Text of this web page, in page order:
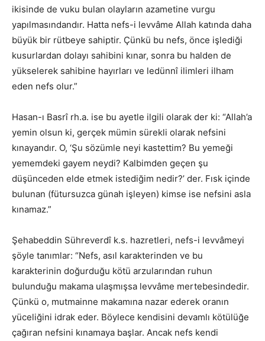
ikisinde de vuku bulan olayların azametine vurgu
yapılmasındandır. Hatta nefs-i levvâme Allah katında daha
büyük bir rütbeye sahiptir. Çünkü bu nefs, önce işlediği
kusurlardan dolayı sahibini kınar, sonra bu halden de
yükselerek sahibine hayırları ve ledünnî ilimleri ilham
eden nefs olur.”
Hasan-ı Basrî rh.a. ise bu ayetle ilgili olarak der ki: “Allah’a
yemin olsun ki, gerçek mümin sürekli olarak nefsini
kınayandır. O, ‘Şu sözümle neyi kastettim? Bu yemeği
yememdeki gayem neydi? Kalbimden geçen şu
düşünceden elde etmek istediğim nedir?’ der. Fısk içinde
bulunan (fütursuzca günah işleyen) kimse ise nefsini asla
kınamaz.”
Şehabeddin Sühreverdî k.s. hazretleri, nefs-i levvâmeyi
şöyle tanımlar: “Nefs, asıl karakterinden ve bu
karakterinin doğurduğu kötü arzularından ruhun
bulunduğu makama ulaşmışsa levvâme mertebesindedir.
Çünkü o, mutmainne makamına nazar ederek oranın
yüceliğini idrak eder. Böylece kendisini devamlı kötülüğe
çağıran nefsini kınamaya başlar. Ancak nefs kendi